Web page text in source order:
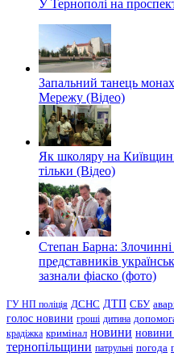
У Тернополі на
Запальний танець
Мережу (Відео)
Як школяру на
тільки (Відео)
Степан Барна:
представників
зазнали фіаско (фото)
ГУ НП поліція ДСНС ДТП СБУ
голос новини гроші дитина
крадіжка кримінал новини новини
тернопільщини патрульні погода